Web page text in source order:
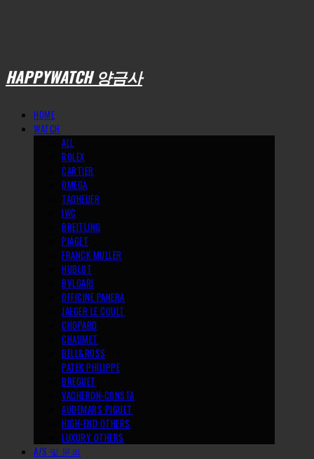
HAPPYWATCH 양금사
HOME
WATCH
ALL
ROLEX
CARTIER
OMEGA
TAGHEUER
IWC
BREITLING
PIAGET
FRANCK MULLER
HUBLOT
BVLGARI
OFFICINE PANERA
JAEGER LE COULT
CHOPARD
CHAUMET
BELL&ROSS
PATEK PHILIPPE
BREGUET
VACHERON-CONSTA
AUDEMARS PIGUET
HIGH-END OTHERS
LUXURY OTHERS
A/S 및 문의